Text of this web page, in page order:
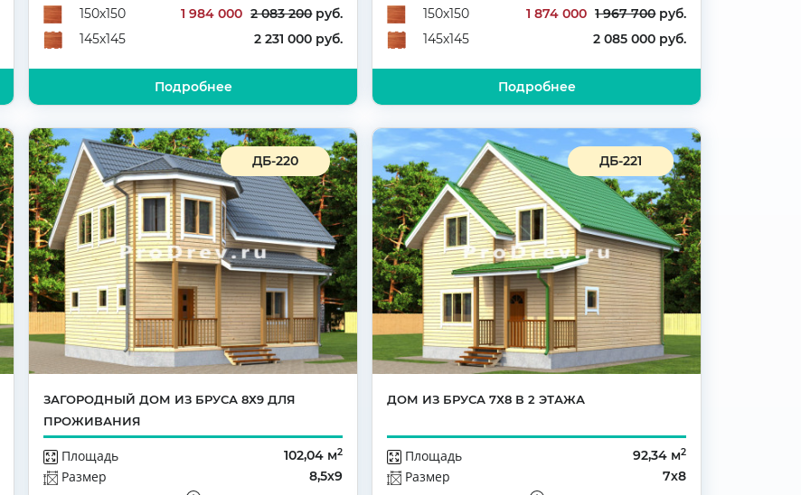
150х150
1 984 000 2 083 200руб.
145х145
2 231 000 руб.
Подробнее
150х150
1 874 000 1 967 700руб.
145х145
2 085 000 руб.
Подробнее
ДБ-220
ЗАГОРОДНЫЙ ДОМ ИЗ БРУСА 8Х9 ДЛЯ
ПРОЖИВАНИЯ
Площадь 102,04 м2
Размер 8,5х9
ДБ-221
ДОМ ИЗ БРУСА 7Х8 В 2 ЭТАЖА
Площадь 92,34 м2
Размер 7х8